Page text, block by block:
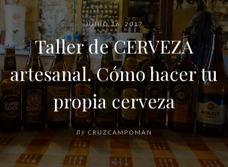
JUNIO 16, 2017
Taller de CERVEZA
artesanal. Cómo hacer tu
propia cerveza
By CRUZCAMPOMAN